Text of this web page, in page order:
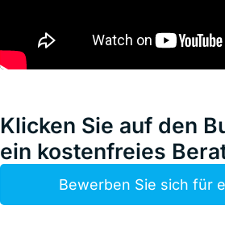
Klicken Sie auf den
ein kostenfreies
Bewerben Sie sich für